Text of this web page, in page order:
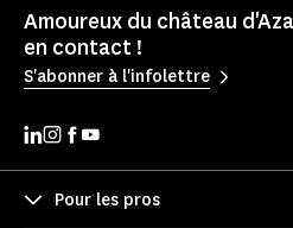
Amoureux du château
en contact !
S'abonner à l'infolettre
Pour les pros